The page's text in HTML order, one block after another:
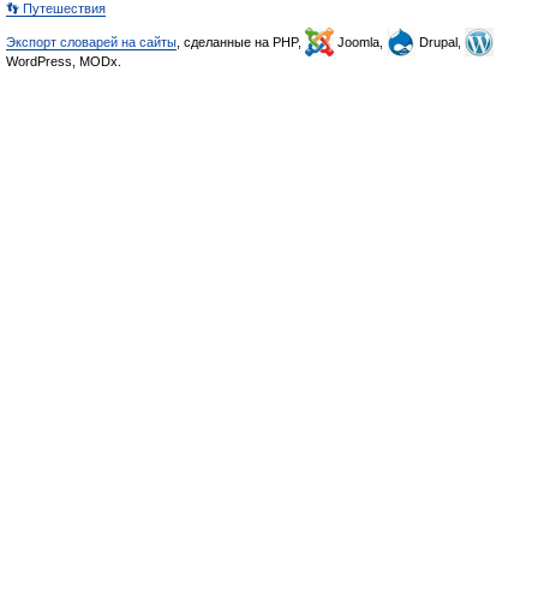
👣 Путешествия
Экспорт словарей на сайты , сделанные на PHP, Joomla,
Drupal,
WordPress, MODx.